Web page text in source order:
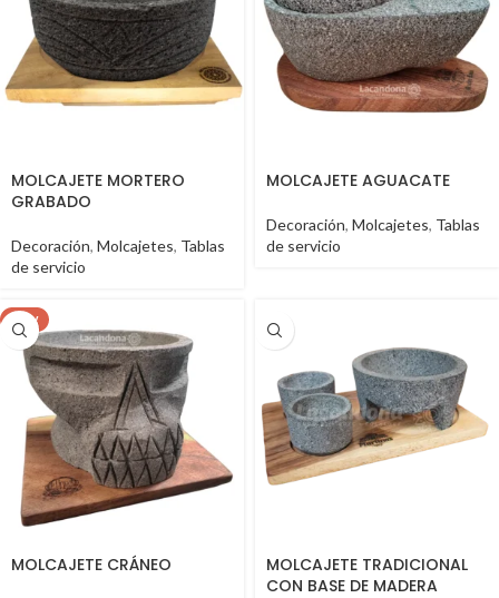
MOLCAJETE MORTERO
GRABADO
Decoración, Molcajetes, Tablas
de servicio
MOLCAJETE AGUACATE
Decoración, Molcajetes, Tablas
de servicio
NEW
MOLCAJETE CRÁNEO
MOLCAJETE TRADICIONAL
CON BASE DE MADERA